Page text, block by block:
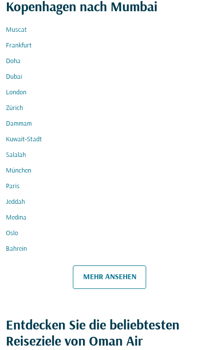
Kopenhagen nach Mumbai
Muscat
Frankfurt
Doha
Dubai
London
Zürich
Dammam
Kuwait-Stadt
Salalah
München
Paris
Jeddah
Medina
Oslo
Bahrein
MEHR ANSEHEN
Entdecken Sie die beliebtesten
Reiseziele von Oman Air